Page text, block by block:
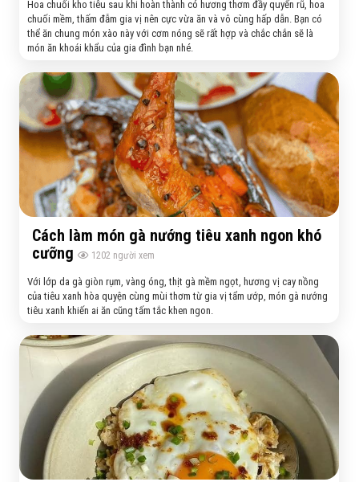
Hoa chuối kho tiêu sau khi hoàn thành có hương thơm đầy quyến rũ, hoa
chuối mềm, thấm đẫm gia vị nên cực vừa ăn và vô cùng hấp dẫn. Bạn có
thể ăn chung món xào này với cơm nóng sẽ rất hợp và chắc chắn sẽ là
món ăn khoái khẩu của gia đình bạn nhé.
Cách làm món gà nướng tiêu xanh ngon khó
cưỡng
1202 người xem
Với lớp da gà giòn rụm, vàng óng, thịt gà mềm ngọt, hương vị cay nồng
của tiêu xanh hòa quyện cùng mùi thơm từ gia vị tẩm ướp, món gà nướng
tiêu xanh khiến ai ăn cũng tấm tắc khen ngon.